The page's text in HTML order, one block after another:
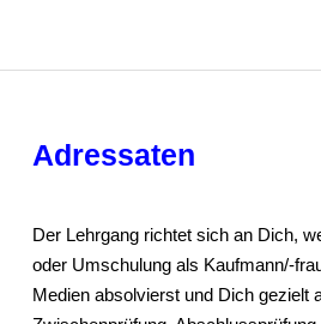
Adressaten
Der Lehrgang richtet sich an Dich,
oder Umschulung als Kaufmann/-
Medien absolvierst und Dich gezielt